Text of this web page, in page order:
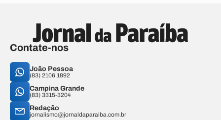
Contate-nos
João Pessoa
(83) 2106.1892
Campina Grande
(83) 3315-3204
Redação
jornalismo@jornaldaparaiba.com.br